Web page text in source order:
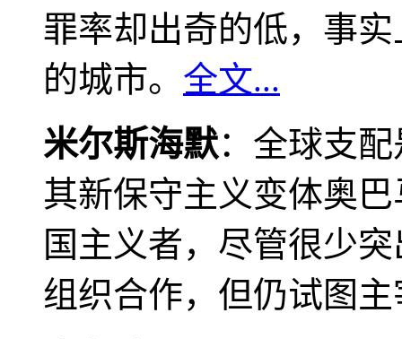
罪率却出奇的低，事
的城市。 全文...
米尔斯海默：全球支
其新保守主义变体奥
国主义者，尽管很少
组织合作，但仍试图